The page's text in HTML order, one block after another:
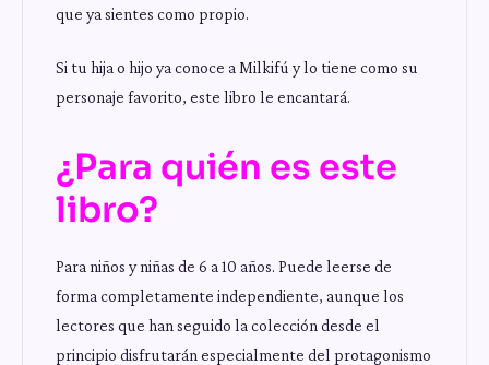
que ya sientes como propio.
Si tu hija o hijo ya conoce a Milkifú y lo tiene como su
personaje favorito, este libro le encantará.
¿Para quién es este
libro?
Para niños y niñas de 6 a 10 años. Puede leerse de
forma completamente independiente, aunque los
lectores que han seguido la colección desde el
principio disfrutarán especialmente del protagonismo